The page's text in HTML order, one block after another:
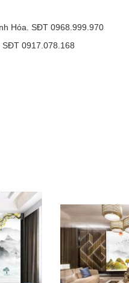
Hóa. SĐT 0968.999.970
0917.078.168